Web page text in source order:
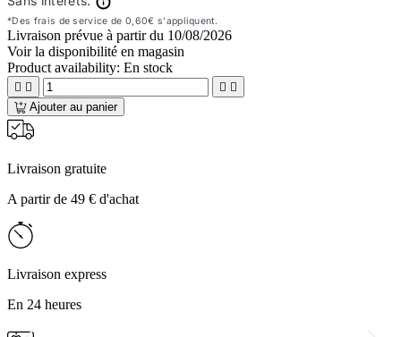
Livraison prévue à partir du 10/08/2026
Voir la disponibilité en magasin
Product availability: En stock
   
Ajouter au panier
Livraison gratuite
A partir de 49 € d'achat
Livraison express
En 24 heures